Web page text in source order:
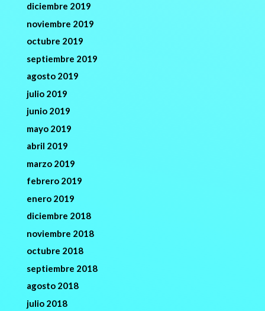
diciembre 2019
noviembre 2019
octubre 2019
septiembre 2019
agosto 2019
julio 2019
junio 2019
mayo 2019
abril 2019
marzo 2019
febrero 2019
enero 2019
diciembre 2018
noviembre 2018
octubre 2018
septiembre 2018
agosto 2018
julio 2018